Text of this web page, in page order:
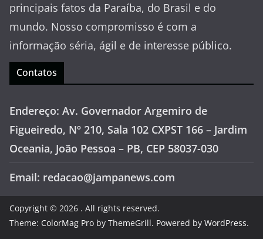
principais fatos da Paraíba, do Brasil e do
mundo. Nosso compromisso é com a
informação séria, ágil e de interesse público.
Contatos
Endereço: Av. Governador Argemiro de
Figueiredo, Nº 210, Sala 102 CXPST 166 – Jardim
Oceania, João Pessoa – PB, CEP 58037-030
Email: redacao@jampanews.com
Copyright © 2026 . All rights reserved.
Theme: ColorMag Pro by ThemeGrill. Powered by WordPress.